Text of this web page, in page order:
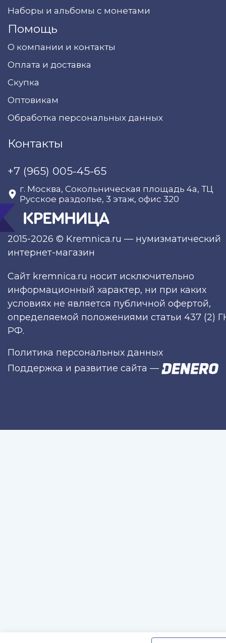
2015-2026 © Kremnica.ru — нумизматический
интернет-магазин
Наборы и альбомы с монетами
Помощь
О компании и контакты
Оплата и доставка
Скупка
Оптовикам
Обработка персональных данных
Контакты
+7 (965) 005-45-65
г. Москва, Сокольническая площадь 4а, ТЦ
Русское раздолье, 3 этаж, офис 320
Сайт kremnica.ru носит исключительно
информационный характер, ни при каких
условиях не является публичной офертой,
определяемой положениями статьи 437 (2)
РФ.
Политика персональных данных
Поддержка и развитие сайта —